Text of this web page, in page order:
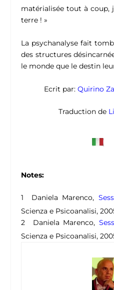
matérialisée tout à coup,
terre ! »
La psychanalyse fait
des structures
le monde que le destin
Ecrit par: Quirino
Traduction de
Notes:
1 Daniela Marenco,
Scienza e Psicoanalisi,
2 Daniela Marenco,
Scienza e Psicoanalisi,